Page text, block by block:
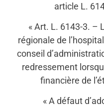
article L.
« Art. L. 6143-3. –
régionale de
conseil
redressement
financière de
« A défaut